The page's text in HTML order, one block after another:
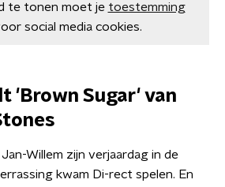
te tonen moet je toestemming
social media cookies.
'Brown Sugar' van
Willem zijn verjaardag in de
kwam Di-rect spelen. En